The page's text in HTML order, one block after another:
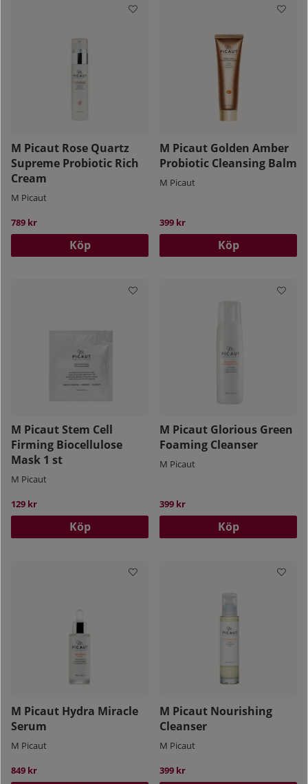
M Picaut Rose Quartz
Supreme Probiotic Rich
Cream
M Picaut
789 kr
Köp
M Picaut Golden Amber
Probiotic Cleansing Balm
M Picaut
399 kr
Köp
M Picaut Stem Cell
Firming Biocellulose
Mask 1 st
M Picaut
129 kr
Köp
M Picaut Glorious Green
Foaming Cleanser
M Picaut
399 kr
Köp
M Picaut Hydra Miracle
Serum
M Picaut
849 kr
M Picaut Nourishing
Cleanser
M Picaut
399 kr